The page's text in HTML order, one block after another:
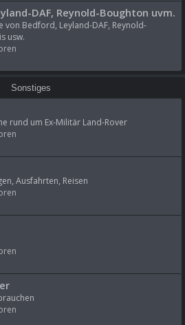
DAF, Reynold-Boughton uvm.
von Bedford, Leyland-DAF, Reynold-
usw.
Sonstiges
rund um Ex-Militär Land-Rover
Ausfahrten, Reisen